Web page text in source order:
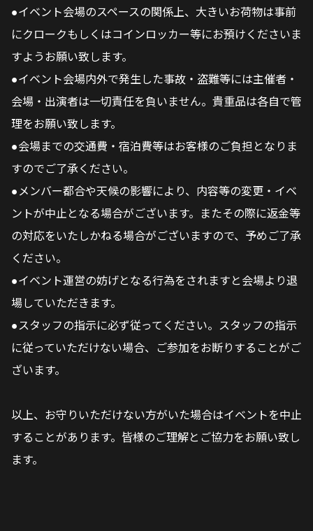
●イベント会場のスペースの関係上、大きいお荷物は事前
にクロークもしくはコインロッカー等にお預けくださいま
すようお願い致します。
●イベント会場内外で発生した事故・盗難等には主催者・
会場・出演者は一切責任を負いません。貴重品は各自で管
理をお願い致します。
●会場までの交通費・宿泊費等はお客様のご負担となりま
すのでご了承ください。
●メンバー都合や天候の影響により、内容等の変更・イベ
ントが中止となる場合がございます。またその際に返金等
の対応をいたしかねる場合がございますので、予めご了承
ください。
●イベント運営の妨げとなる行為をされますと会場より退
場していただきます。
●スタッフの指示に必ず従ってください。スタッフの指示
に従っていただけない場合、ご参加をお断りすることがご
ざいます。
以上、お守りいただけない方がいた場合はイベントを中止
することがあります。皆様のご理解とご協力をお願い致し
ます。